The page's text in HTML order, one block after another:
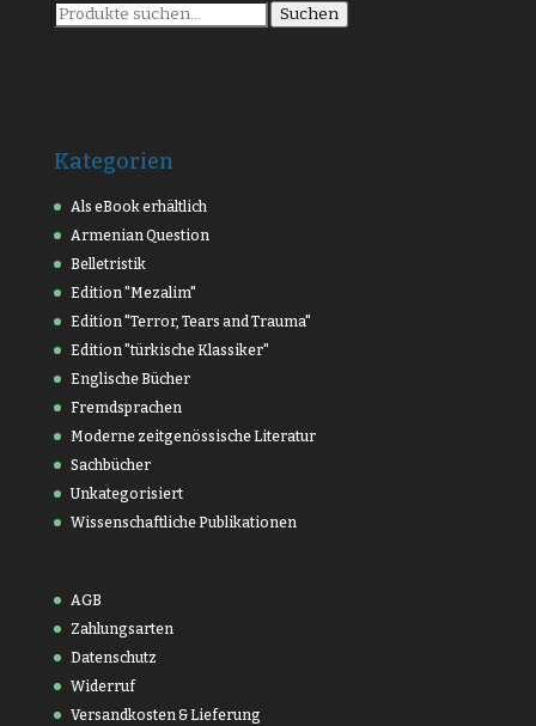
Suche
nach:
Suchen
Kategorien
Als eBook erhältlich
Armenian Question
Belletristik
Edition "Mezalim"
Edition "Terror, Tears and Trauma"
Edition "türkische Klassiker"
Englische Bücher
Fremdsprachen
Moderne zeitgenössische Literatur
Sachbücher
Unkategorisiert
Wissenschaftliche Publikationen
AGB
Zahlungsarten
Datenschutz
Widerruf
Versandkosten & Lieferung